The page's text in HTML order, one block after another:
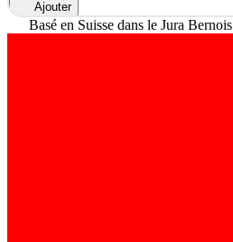
Ajouter
Basé en Suisse dans le Jura Bernois